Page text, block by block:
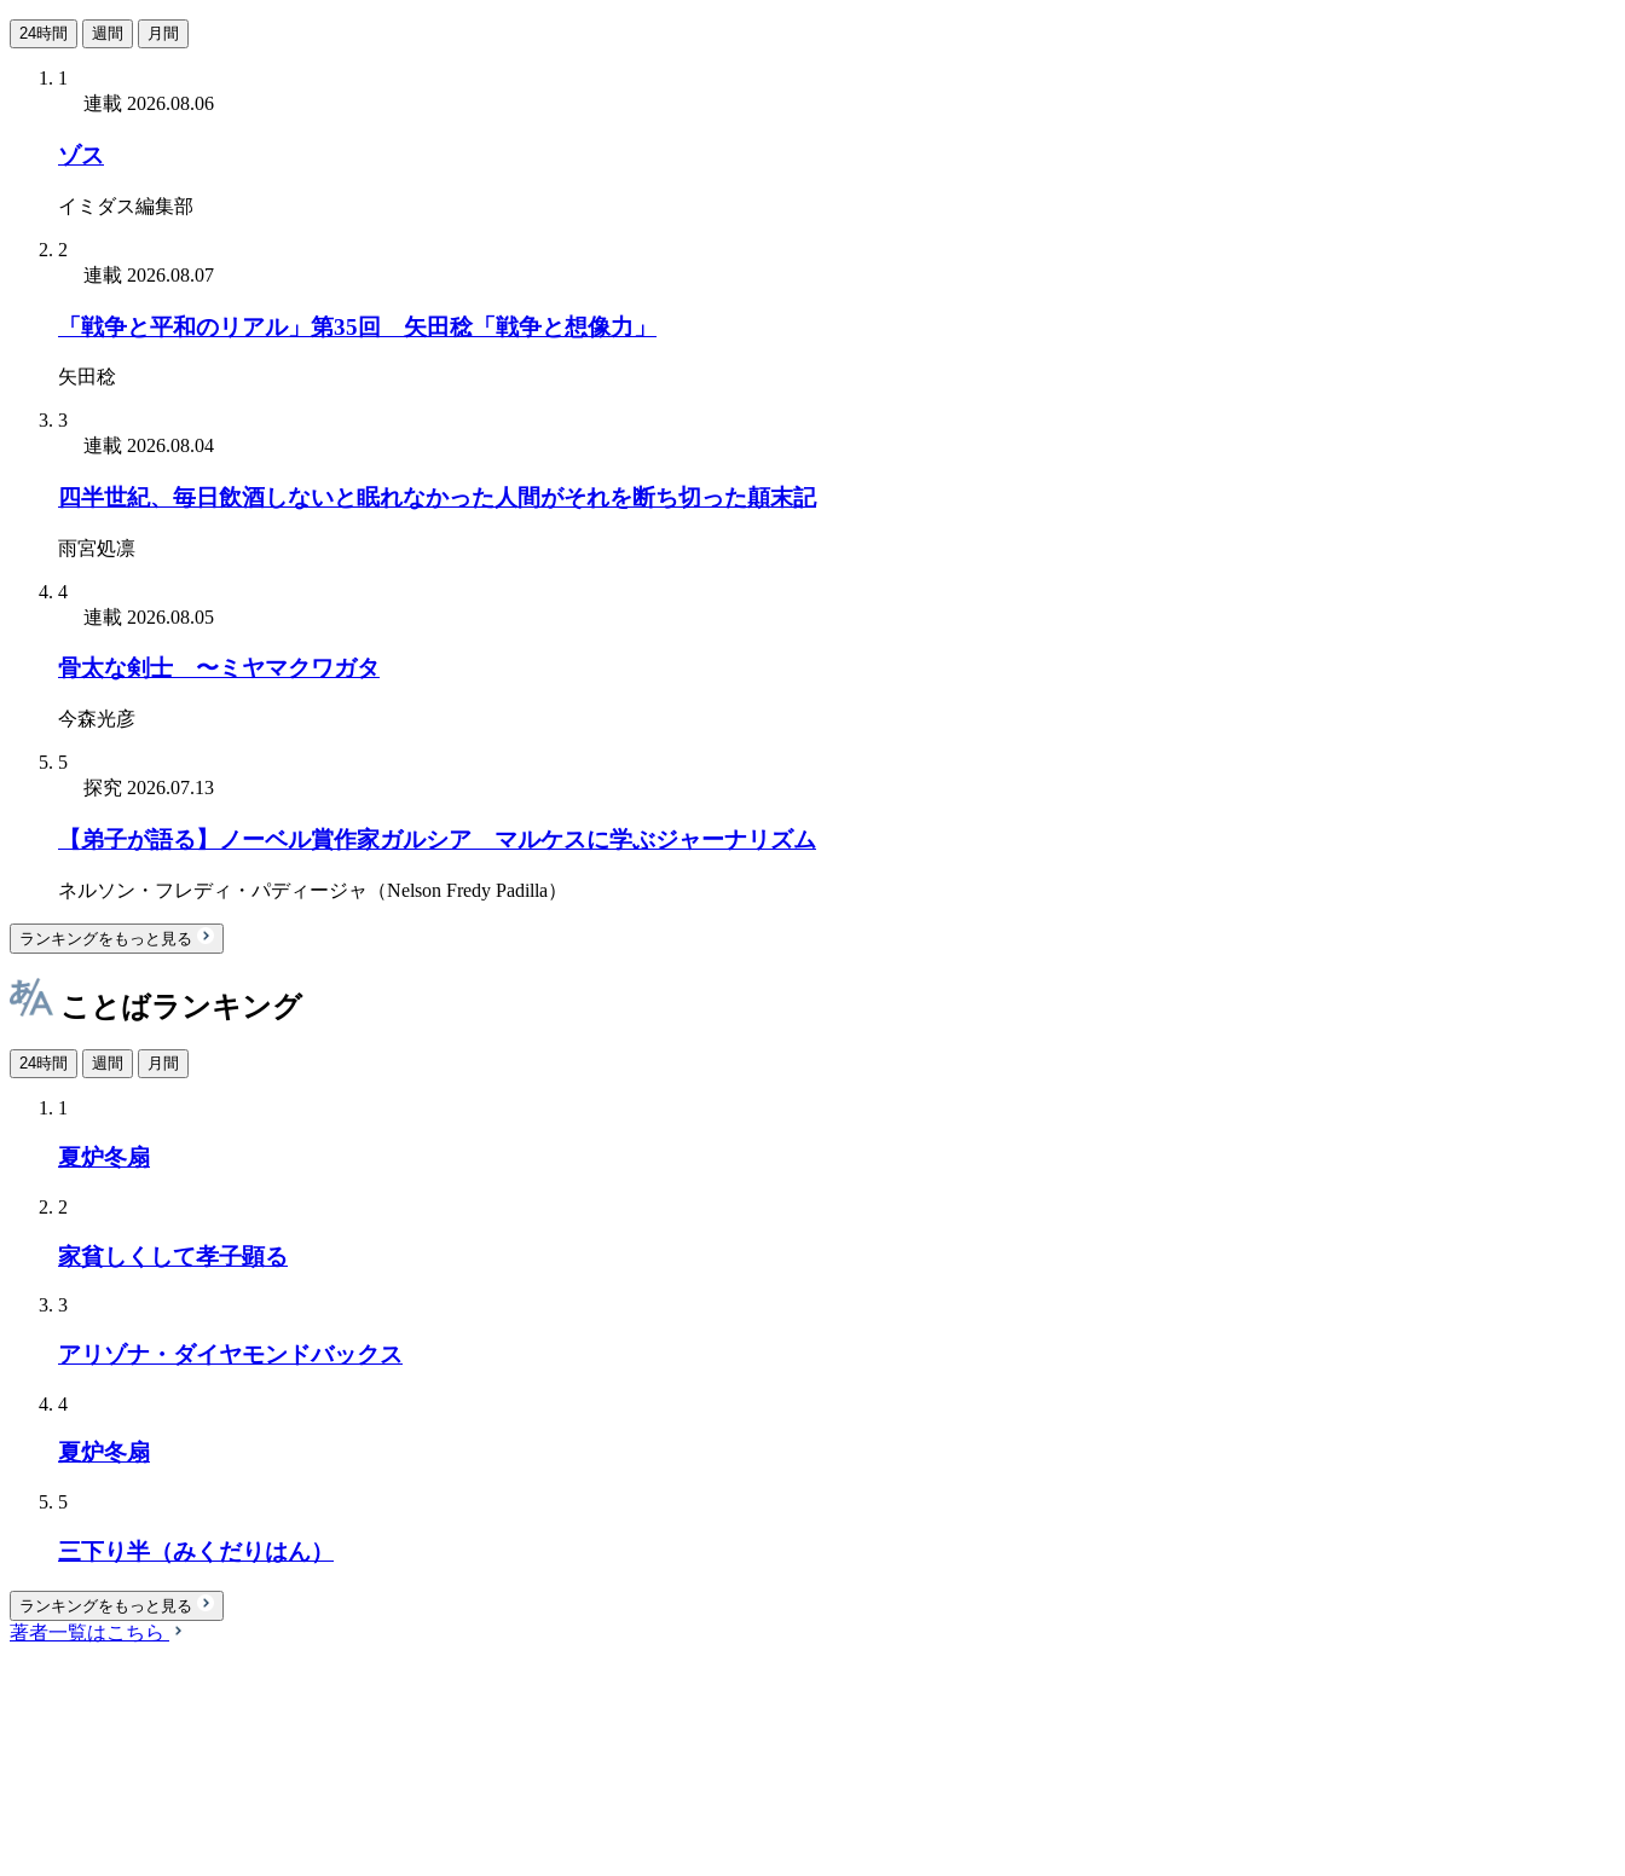
24時間 週間 月間
1
連載 2026.08.06
ゾス
イミダス編集部
2
連載 2026.08.07
「戦争と平和のリアル」第35回 矢田稔「戦争と想像力」
矢田稔
3
連載 2026.08.04
四半世紀、毎日飲酒しないと眠れなかった人間がそれを断ち切った顛末記
雨宮処凛
4
連載 2026.08.05
骨太な剣士 〜ミヤマクワガタ
今森光彦
5
探究 2026.07.13
【弟子が語る】ノーベル賞作家ガルシア゠マルケスに学ぶジャーナリズム
ネルソン・フレディ・パディージャ（Nelson Fredy Padilla）
ランキングをもっと見る
ことばランキング
24時間 週間 月間
1
夏炉冬扇
2
家貧しくして孝子顕る
3
アリゾナ・ダイヤモンドバックス
4
夏炉冬扇
5
三下り半（みくだりはん）
ランキングをもっと見る
著者一覧はこちら